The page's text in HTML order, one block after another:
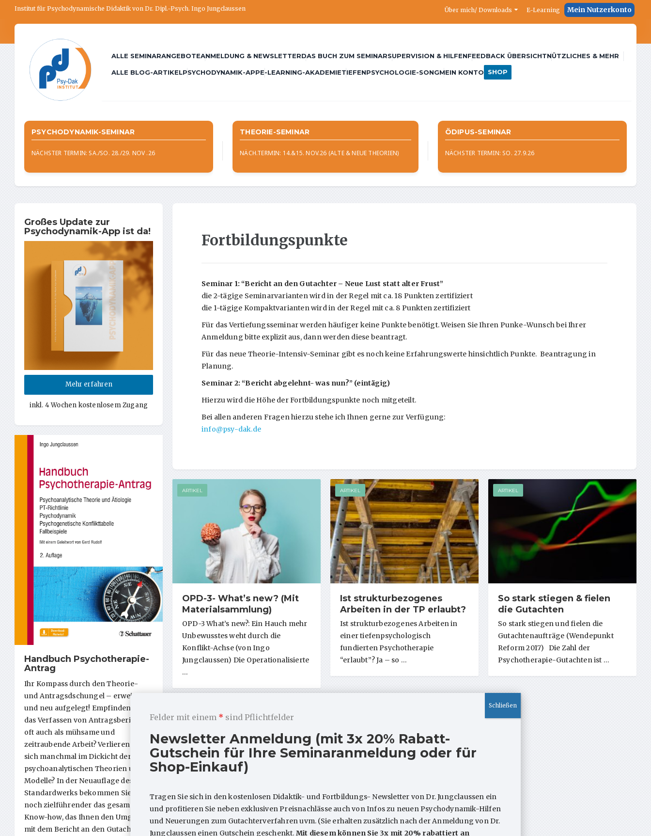
Institut für Psychodynamische Didaktik von Dr. Dipl.-Psych. Ingo Jungclaussen Über mich/ Downloads E-Learning Mein Nutzerkonto
ALLE SEMINARANGEBOTEANMELDUNG & NEWSLETTERDAS BUCH ZUM SEMINARSUPERVISION & HILFENFEEDBACK ÜBERSICHTNÜTZLICHES & MEHR
ALLE BLOG-ARTIKELPSYCHODYNAMIK-APPE-LEARNING-AKADEMIETIEFENPSYCHOLOGIE-SONGMEIN KONTO SHOP
PSYCHODYNAMIK-SEMINAR
NÄCHSTER TERMIN: SA./SO. 28./29. NOV .26
THEORIE-SEMINAR
NÄCH.TERMIN: 14.&15. NOV.26 (ALTE & NEUE THEORIEN)
ÖDIPUS-SEMINAR
NÄCHSTER TERMIN: SO. 27.9.26
Fortbildungspunkte
Seminar 1: “Bericht an den Gutachter – Neue Lust statt alter Frust”
die 2-tägige Seminarvarianten wird in der Regel mit ca. 18 Punkten zertifiziert
die 1-tägige Kompaktvarianten wird in der Regel mit ca. 8 Punkten zertifiziert
Für das Vertiefungsseminar werden häufiger keine Punkte benötigt. Weisen Sie Ihren Punke-Wunsch bei Ihrer
Anmeldung bitte explizit aus, dann werden diese beantragt.
Für das neue Theorie-Intensiv-Seminar gibt es noch keine Erfahrungswerte hinsichtlich Punkte. Beantragung in
Planung.
Seminar 2: “Bericht abgelehnt- was nun?” (eintägig)
Hierzu wird die Höhe der Fortbildungspunkte noch mitgeteilt.
Bei allen anderen Fragen hierzu stehe ich Ihnen gerne zur Verfügung:
info@psy-dak.de
ARTIKEL
OPD-3- What’s new? (Mit
Materialsammlung)
OPD-3 What’s new?: Ein Hauch mehr
Unbewusstes weht durch die
Konflikt-Achse (von Ingo
Jungclaussen) Die Operationalisierte
…
ARTIKEL
Ist strukturbezogenes
Arbeiten in der TP erlaubt?
Ist strukturbezogenes Arbeiten in
einer tiefenpsychologisch
fundierten Psychotherapie
“erlaubt”? Ja – so …
ARTIKEL
So stark stiegen & fielen
die Gutachten
So stark stiegen und fielen die
Gutachtenaufträge (Wendepunkt
Reform 2017) Die Zahl der
Psychotherapie-Gutachten ist …
Großes Update zur
Psychodynamik-App ist da!
Mehr erfahren
inkl. 4 Wochen kostenlosem Zugang
Handbuch Psychotherapie-
Antrag
Ihr Kompass durch den Theorie-
und Antragsdschungel – erweitert
und neu aufgelegt! Empfinden Sie
das Verfassen von Antragsberichten
oft auch als mühsame und
zeitraubende Arbeit? Verlieren Sie
sich manchmal im Dickicht der
psychoanalytischen Theorien und
Modelle? In der Neuauflage des
Standardwerks bekommen Sie jetzt
noch zielführender das gesamte
Know-how, das Ihnen den Umgang
mit dem Bericht an den Gutachter
Felder mit einem * sind Pflichtfelder
Newsletter Anmeldung (mit 3x 20% Rabatt-
Gutschein für Ihre Seminaranmeldung oder für
Shop-Einkauf)
Tragen Sie sich in den kostenlosen Didaktik- und Fortbildungs- Newsletter von Dr. Jungclaussen ein
und profitieren Sie neben exklusiven Preisnachlässe auch von Infos zu neuen Psychodynamik-Hilfen
und Neuerungen zum Gutachterverfahren uvm. (Sie erhalten zusätzlich nach der Anmeldung von Dr.
Jungclaussen einen Gutschein geschenkt. Mit diesem können Sie 3x mit 20% rabattiert an